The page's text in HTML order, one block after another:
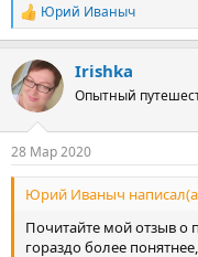
Р
е
к
ц
и
Юрий Иваныч
Irishka
Опытный
28 Мар 2020
Юрий Иваныч
Почитайте мой отзыв о
гораздо более